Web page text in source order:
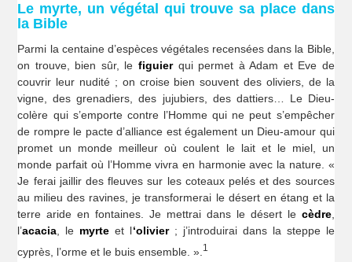
Le myrte, un végétal qui trouve sa place dans
la Bible
Parmi la centaine d’espèces végétales recensées dans la Bible,
on trouve, bien sûr, le figuierqui permet à Adam et Eve de
couvrir leur nudité ; on croise bien souvent des oliviers, de la
vigne, des grenadiers, des jujubiers, des dattiers… Le Dieu-
colère qui s’emporte contre l’Homme qui ne peut s’empêcher
de rompre le pacte d’alliance est également un Dieu-amour qui
promet un monde meilleur où coulent le lait et le miel, un
monde parfait où l’Homme vivra en harmonie avec la nature. «
Je ferai jaillir des fleuves sur les coteaux pelés et des sources
au milieu des ravines, je transformerai le désert en étang et la
terre aride en fontaines. Je mettrai dans le désert le cèdre,
l’acacia , le myrte et l‘olivier; j’introduirai dans la steppe le
cyprès, l’orme et le buis ensemble. ». 1